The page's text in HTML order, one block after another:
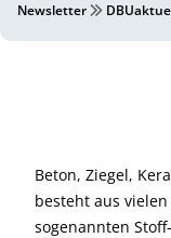
Newsletter
Beton, Ziegel,
besteht aus
sogenannten